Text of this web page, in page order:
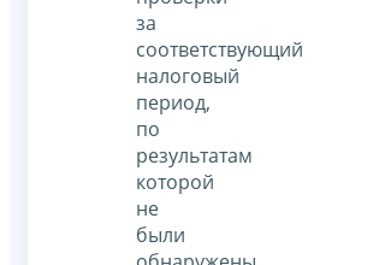
за
соответствующий
налоговый
период,
по
результатам
которой
не
были